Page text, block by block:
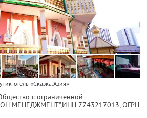
отель «Сказка.Азия»
с ограниченной
МЕНЕДЖМЕНТ",ИНН 7743217013, ОГРН